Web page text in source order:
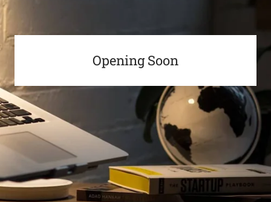
Opening Soon